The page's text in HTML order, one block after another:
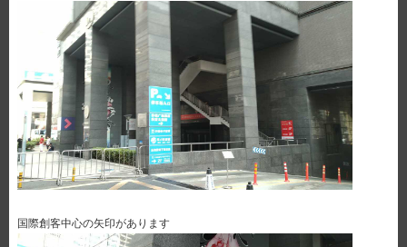
国際創客中心の矢印があります